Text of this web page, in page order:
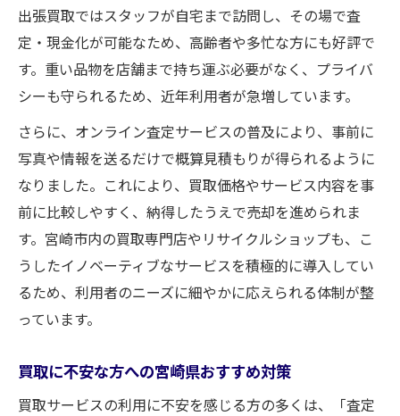
出張買取ではスタッフが自宅まで訪問し、その場で査
定・現金化が可能なため、高齢者や多忙な方にも好評で
す。重い品物を店舗まで持ち運ぶ必要がなく、プライバ
シーも守られるため、近年利用者が急増しています。
さらに、オンライン査定サービスの普及により、事前に
写真や情報を送るだけで概算見積もりが得られるように
なりました。これにより、買取価格やサービス内容を事
前に比較しやすく、納得したうえで売却を進められま
す。宮崎市内の買取専門店やリサイクルショップも、こ
うしたイノベーティブなサービスを積極的に導入してい
るため、利用者のニーズに細やかに応えられる体制が整
っています。
買取に不安な方への宮崎県おすすめ対策
買取サービスの利用に不安を感じる方の多くは、「査定